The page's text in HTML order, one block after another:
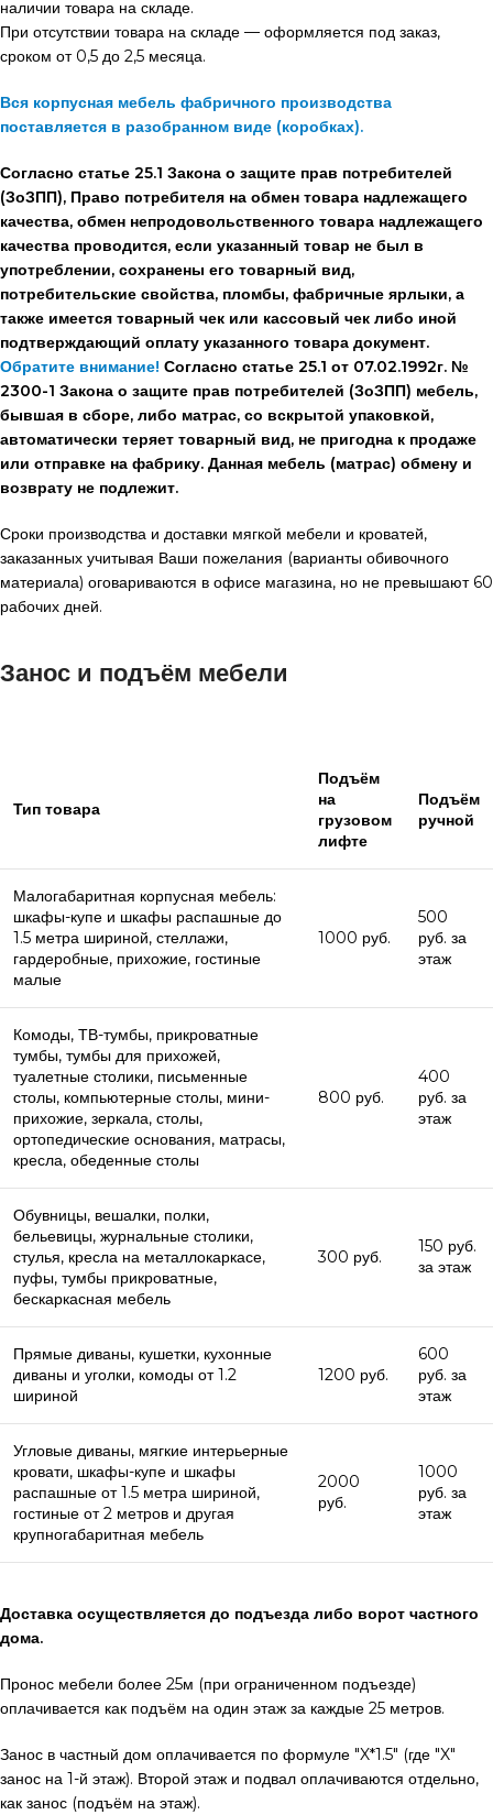
наличии товара на складе.
При отсутствии товара на складе — оформляется под заказ,
сроком от 0,5 до 2,5 месяца.
Вся корпусная мебель фабричного производства
поставляется в разобранном виде (коробках).
Согласно статье 25.1 Закона о защите прав потребителей
(ЗоЗПП), Право потребителя на обмен товара надлежащего
качества, обмен непродовольственного товара надлежащего
качества проводится, если указанный товар не был в
употреблении, сохранены его товарный вид,
потребительские свойства, пломбы, фабричные ярлыки, а
также имеется товарный чек или кассовый чек либо иной
подтверждающий оплату указанного товара документ.
Обратите внимание! Согласно статье 25.1 от 07.02.1992г. №
2300-1 Закона о защите прав потребителей (ЗоЗПП) мебель,
бывшая в сборе, либо матрас, со вскрытой упаковкой,
автоматически теряет товарный вид, не пригодна к продаже
или отправке на фабрику. Данная мебель (матрас) обмену и
возврату не подлежит.
Сроки производства и доставки мягкой мебели и кроватей,
заказанных учитывая Ваши пожелания (варианты обивочного
материала) оговариваются в офисе магазина, но не превышают 60
рабочих дней.
Занос и подъём мебели
Тип товара
Подъём
на
грузовом
лифте
Подъём
ручной
Малогабаритная корпусная мебель:
шкафы-купе и шкафы распашные до
1.5 метра шириной, стеллажи,
гардеробные, прихожие, гостиные
малые
1000 руб.
500
руб. за
этаж
Комоды, ТВ-тумбы, прикроватные
тумбы, тумбы для прихожей,
туалетные столики, письменные
столы, компьютерные столы, мини-
прихожие, зеркала, столы,
ортопедические основания, матрасы,
кресла, обеденные столы
800 руб.
400
руб. за
этаж
Обувницы, вешалки, полки,
бельевицы, журнальные столики,
стулья, кресла на металлокаркасе,
пуфы, тумбы прикроватные,
бескаркасная мебель
300 руб.
150 руб.
за этаж
Прямые диваны, кушетки, кухонные
диваны и уголки, комоды от 1.2
шириной
1200 руб.
600
руб. за
этаж
Угловые диваны, мягкие интерьерные
кровати, шкафы-купе и шкафы
распашные от 1.5 метра шириной,
гостиные от 2 метров и другая
крупногабаритная мебель
2000
руб.
1000
руб. за
этаж
Доставка осуществляется до подъезда либо ворот частного
дома.
Пронос мебели более 25м (при ограниченном подъезде)
оплачивается как подъём на один этаж за каждые 25 метров.
Занос в частный дом оплачивается по формуле "X*1.5" (где "X"
занос на 1-й этаж). Второй этаж и подвал оплачиваются отдельно,
как занос (подъём на этаж).